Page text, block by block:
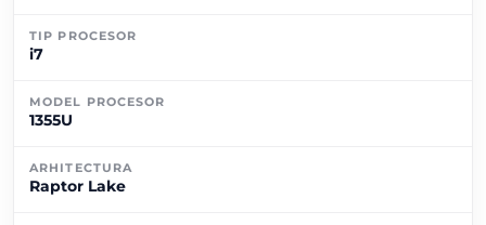
TIP PROCESOR
i7
MODEL PROCESOR
1355U
ARHITECTURA
Raptor Lake